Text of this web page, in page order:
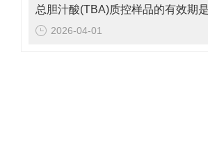
2026-04-01